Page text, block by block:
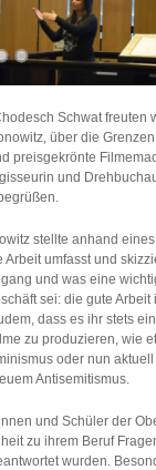
Schwat freuten
über die
preisgekrönte
und
stellte anhand
Arbeit umfasst und
und was eine
sei: die gute Arbeit
dass es ihr stets
zu produzieren, wie
oder nun
Antisemitismus.
und Schüler der
zu ihrem Beruf
wurden.